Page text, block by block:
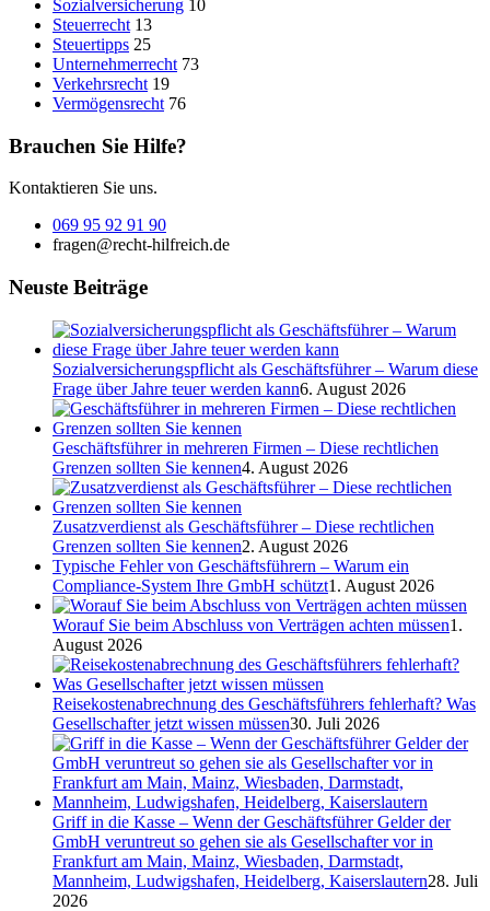
Sozialversicherung 10
Steuerrecht 13
Steuertipps 25
Unternehmerrecht 73
Verkehrsrecht 19
Vermögensrecht 76
Brauchen Sie Hilfe?
Kontaktieren Sie uns.
069 95 92 91 90
fragen@recht-hilfreich.de
Neuste Beiträge
Sozialversicherungspflicht als Geschäftsführer – Warum diese
Frage über Jahre teuer werden kann6. August 2026
Geschäftsführer in mehreren Firmen – Diese rechtlichen
Grenzen sollten Sie kennen4. August 2026
Zusatzverdienst als Geschäftsführer – Diese rechtlichen
Grenzen sollten Sie kennen2. August 2026
Typische Fehler von Geschäftsführern – Warum ein
Compliance-System Ihre GmbH schützt1. August 2026
Worauf Sie beim Abschluss von Verträgen achten müssen1.
August 2026
Reisekostenabrechnung des Geschäftsführers fehlerhaft? Was
Gesellschafter jetzt wissen müssen30. Juli 2026
Griff in die Kasse – Wenn der Geschäftsführer Gelder der
GmbH veruntreut so gehen sie als Gesellschafter vor in
Frankfurt am Main, Mainz, Wiesbaden, Darmstadt,
Mannheim, Ludwigshafen, Heidelberg, Kaiserslautern28. Juli
2026